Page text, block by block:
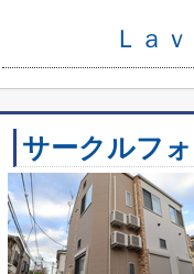
Ｌａ
サークルフ